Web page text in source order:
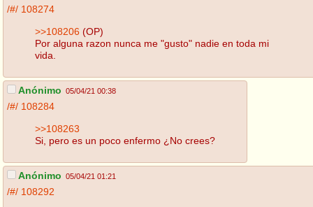
/#/ 108274
>>108206 (OP)
Por alguna razon nunca me "gusto" nadie en toda mi
vida.
Anónimo 05/04/21 00:38
/#/ 108284
>>108263
Si, pero es un poco enfermo ¿No crees?
Anónimo 05/04/21 01:21
/#/ 108292